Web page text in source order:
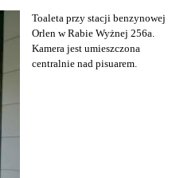
Toaleta przy stacji benzynowej
Orlen w Rabie Wyżnej 256a.
Kamera jest umieszczona
centralnie nad pisuarem.